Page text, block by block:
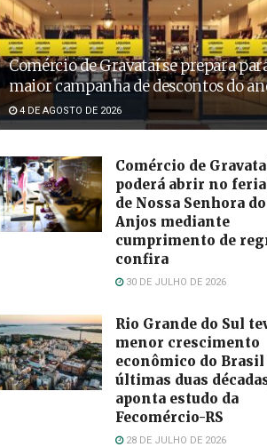
Comércio de Gravataí se prepara
maior campanha de descontos do
4 DE AGOSTO DE 2026
Comércio de
poderá abrir no
de Nossa Senhora
Anjos mediante
cumprimento de
confira
30 DE JULHO DE 2026
Rio Grande do Sul
menor crescimento
econômico do Brasil
últimas duas
aponta estudo da
Fecomércio-RS
28 DE JULHO DE 2026